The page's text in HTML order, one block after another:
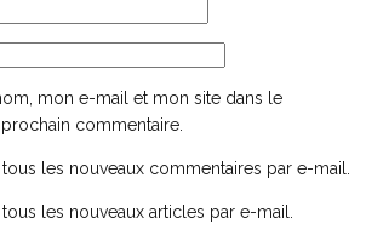
mon e-mail et mon site dans le
commentaire.
les nouveaux commentaires par e-mail.
les nouveaux articles par e-mail.